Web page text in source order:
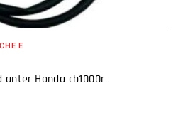
E
Honda cb1000r